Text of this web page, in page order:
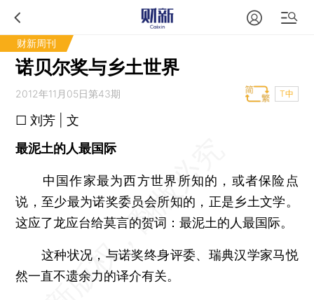
财新周刊
诺贝尔奖与乡土世界
2012年11月05日第43期 T中
□ 刘芳 | 文
最泥土的人最国际
中国作家最为西方世界所知的，或者保险点
说，至少最为诺奖委员会所知的，正是乡土文学。
这应了龙应台给莫言的贺词：最泥土的人最国际。
这种状况，与诺奖终身评委、瑞典汉学家马悦
然一直不遗余力的译介有关。